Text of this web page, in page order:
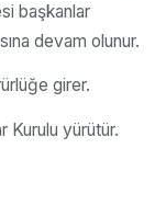
başkanlar
devam olunur.
girer.
Kurulu yürütür.